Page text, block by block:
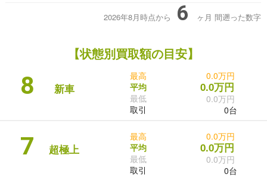
2026年8月時点から 6 ヶ月 間遡った数字
【状態別買取額の目安】
8 新車
最高
平均
最低
取引
0.0万円
0.0万円
0.0万円
0台
7 超極上
最高
平均
最低
取引
0.0万円
0.0万円
0.0万円
0台